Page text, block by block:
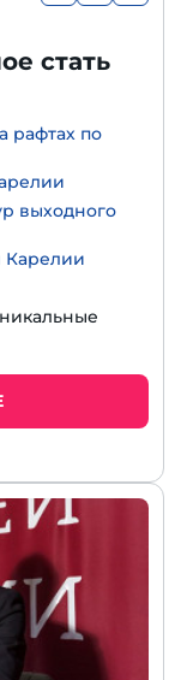
стать
рафтах по
выходного
Карелии